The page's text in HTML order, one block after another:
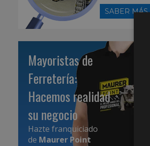
SABER MÁS
Mayoristas de
Ferretería:
Hacemos realidad
su negocio
Hazte franquiciado
de Maurer Point